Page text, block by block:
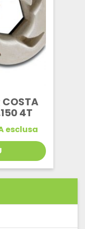
COSTA
4T
esclusa